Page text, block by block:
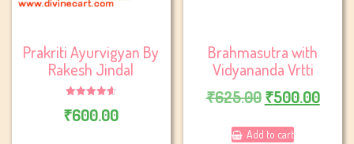
Prakriti Ayurvigyan By
Rakesh Jindal
4.67
out of 5
₹600.00
Brahmasutra with
Vidyananda Vrtti
₹625.00 Original
₹500.00
Add to cart